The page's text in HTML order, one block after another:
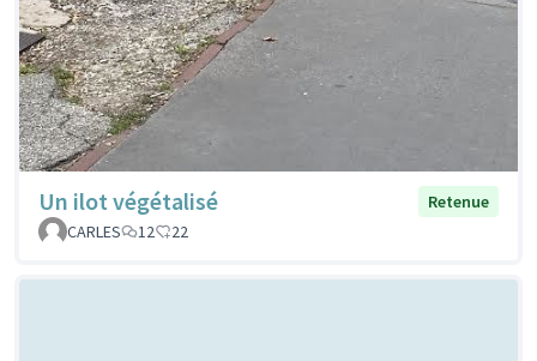
Un ilot végétalisé
Retenue
CARLES
12 22